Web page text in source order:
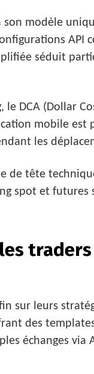
son modèle
API
séduit
DCA (Dollar
mobile est
les
de tête
spot et futures
traders
sur leurs
des
échanges via